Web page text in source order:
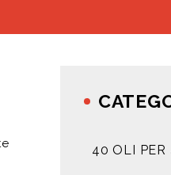
40 OLI PER